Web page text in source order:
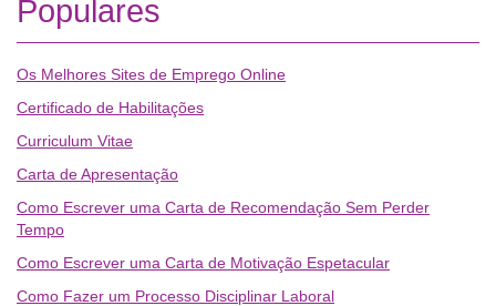
Populares
Os Melhores Sites de Emprego Online
Certificado de Habilitações
Curriculum Vitae
Carta de Apresentação
Como Escrever uma Carta de Recomendação Sem Perder
Tempo
Como Escrever uma Carta de Motivação Espetacular
Como Fazer um Processo Disciplinar Laboral